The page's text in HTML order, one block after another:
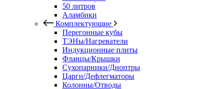
50 литров
Аламбики
Комплектующие
Перегонные кубы
ТЭНы/Нагреватели
Индукционные плиты
Фланцы/Крышки
Сухопарники/Диоптры
Царги/Дефлегматоры
Колонны/Отводы